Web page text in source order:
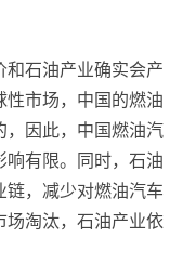
和石油产业确实会产
性市场，中国的燃油
，因此，中国燃油汽
响有限。同时，石油
链，减少对燃油汽车
淘汰，石油产业依